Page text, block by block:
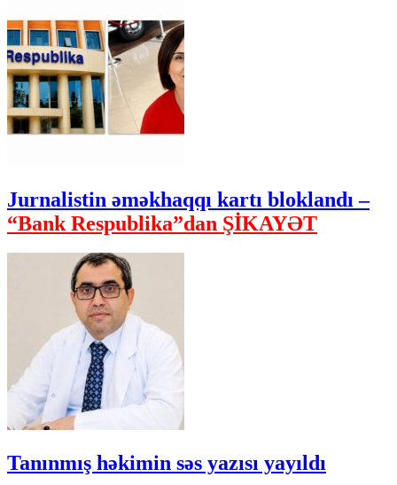
Jurnalistin əməkhaqqı kartı bloklandı –
“Bank Respublika”dan ŞİKAYƏT
Tanınmış həkimin səs yazısı yayıldı